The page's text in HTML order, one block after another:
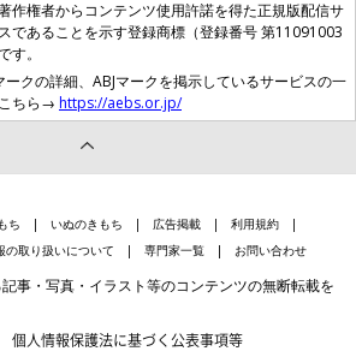
作権者からコンテンツ使用許諾を得た正規版配信サ
であることを示す登録商標（登録番号 第11091003
す。
ークの詳細、ABJマークを掲示しているサービスの一
ちら→ https://aebs.or.jp/
ち いぬのきもち 広告掲載
利用規約
の取り扱いについて 専門家一覧 お問い合わせ
事・写真・イラスト等のコンテンツの無断転載を
個人情報保護法に基づく公表事項等